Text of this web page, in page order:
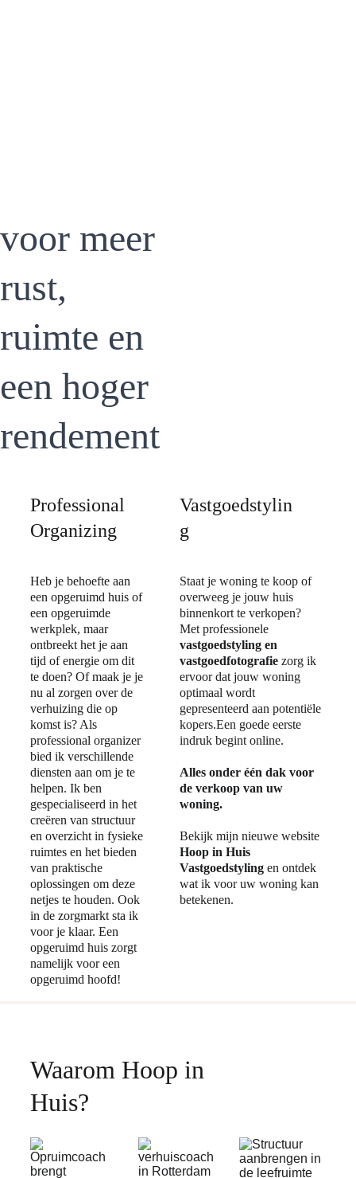
voor meer
rust,
ruimte en
een hoger
rendement
Professional
Organizing
Vastgoedstylin
g
Heb je behoefte aan
een opgeruimd huis of
een opgeruimde
werkplek, maar
ontbreekt het je aan
tijd of energie om dit
te doen? Of maak je je
nu al zorgen over de
verhuizing die op
komst is? Als
professional organizer
bied ik verschillende
diensten aan om je te
helpen. Ik ben
gespecialiseerd in het
creëren van structuur
en overzicht in fysieke
ruimtes en het bieden
van praktische
oplossingen om deze
netjes te houden. Ook
in de zorgmarkt sta ik
voor je klaar. Een
opgeruimd huis zorgt
namelijk voor een
opgeruimd hoofd!
Staat je woning te koop of
overweeg je jouw huis
binnenkort te verkopen?
Met professionele
vastgoedstyling en
vastgoedfotografie zorg ik
ervoor dat jouw woning
optimaal wordt
gepresenteerd aan potentiële
kopers.Een goede eerste
indruk begint online.
Alles onder één dak voor
de verkoop van uw
woning.
Bekijk mijn nieuwe website
Hoop in Huis
Vastgoedstyling en ontdek
wat ik voor uw woning kan
betekenen.
Waarom Hoop in
Huis?